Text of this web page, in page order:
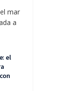
mar
a
el